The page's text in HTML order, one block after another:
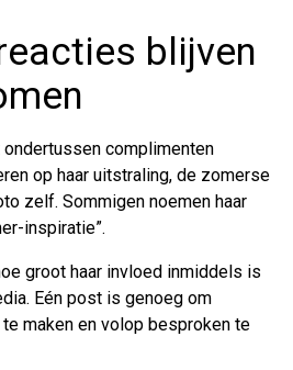
blijven
complimenten
op haar uitstraling, de zomerse
zelf. Sommigen noemen haar
inspiratie”.
groot haar invloed inmiddels is
Eén post is genoeg om
maken en volop besproken te